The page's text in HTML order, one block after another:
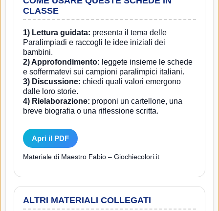
CLASSE
1) Lettura guidata: presenta il tema delle
Paralimpiadi e raccogli le idee iniziali dei
bambini.
2) Approfondimento: leggete insieme le schede
e soffermatevi sui campioni paralimpici italiani.
3) Discussione: chiedi quali valori emergono
dalle loro storie.
4) Rielaborazione: proponi un cartellone, una
breve biografia o una riflessione scritta.
Apri il PDF
Materiale di Maestro Fabio – Giochiecolori.it
ALTRI MATERIALI COLLEGATI